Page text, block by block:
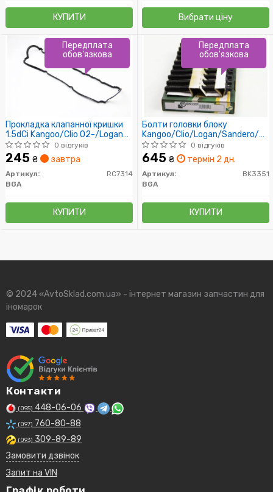
КУПИТИ Вибрати ціну
Прокладка клапанної кришки
1.5dCi Kangoo/Clio 02-/Logan
07-/Megane 03-0 відгуків
245 ₴ завтра
Артикул:
RC7314
BGA
КУПИТИ
Передплата
обов'язкова
Болти головки блоку
Kangoo/Clio/Logan/Sandero/
1.5dCi 01- (10 шт.)
0 відгуків
645 ₴ термін 2 дн.
Артикул:
BK3351
BGA
КУПИТИ
Передплата
обов'язкова
© 2024 «AvtoSklad.com.ua» - інтернет магазин запчастин для
іномарок
Контакти
(095) 448-06-06
(097) 760-80-88
(093) 309-89-89
Замовити дзвінок
Запит на VIN